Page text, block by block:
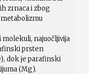
zrnaca i zbog
najuočljivija
prsten
dok je parafinski
(Mg).